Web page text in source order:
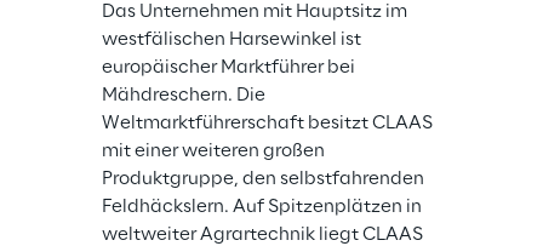
Das Unternehmen mit Hauptsitz im
westfälischen Harsewinkel ist
europäischer Marktführer bei
Mähdreschern. Die
Weltmarktführerschaft besitzt CLAAS
mit einer weiteren großen
Produktgruppe, den selbstfahrenden
Feldhäckslern. Auf Spitzenplätzen in
weltweiter Agrartechnik liegt CLAAS